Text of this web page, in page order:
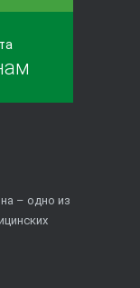
– одно из